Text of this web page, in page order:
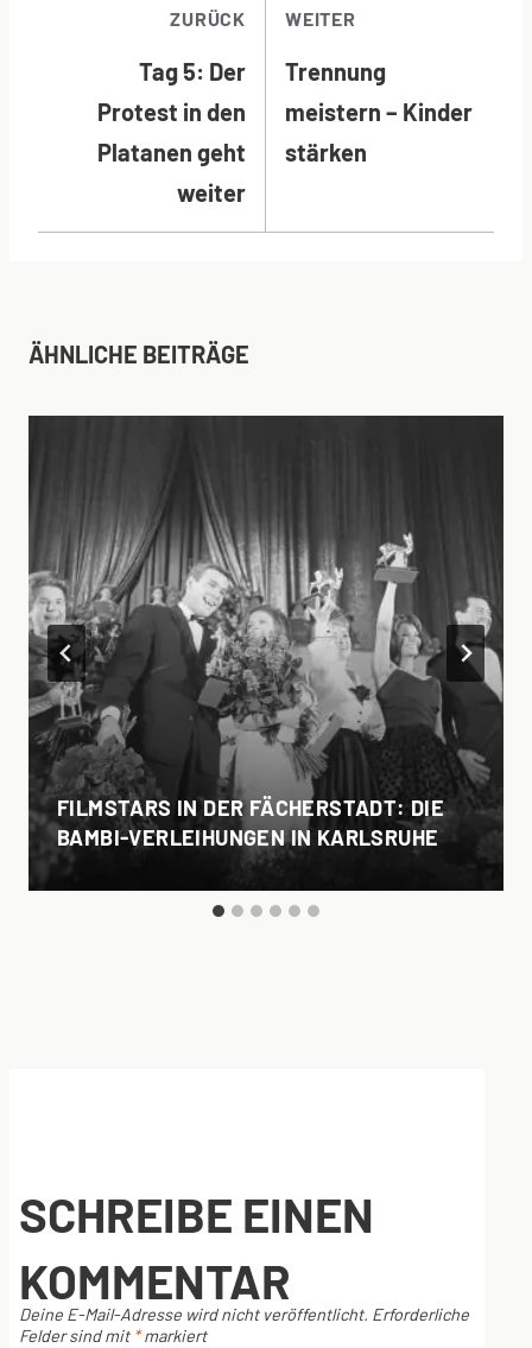
ZURÜCK
Tag 5: Der
Protest in den
Platanen geht
weiter
WEITER
Trennung
meistern – Kinder
stärken
ÄHNLICHE BEITRÄGE
FILMSTARS IN DER FÄCHERSTADT: DIE
BAMBI-VERLEIHUNGEN IN KARLSRUHE
SCHREIBE EINEN
KOMMENTAR
Deine E-Mail-Adresse wird nicht veröffentlicht. Erforderliche
Felder sind mit *markiert